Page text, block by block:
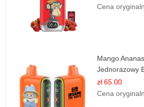
Cena
Mango
Jednorazowy
Egzotyczny
zł 65.00
Cena